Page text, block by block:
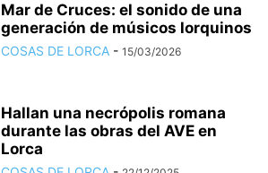
Mar de Cruces: el sonido de una
generación de músicos lorquinos
COSAS DE LORCA - 15/03/2026
Hallan una necrópolis romana
durante las obras del AVE en
Lorca